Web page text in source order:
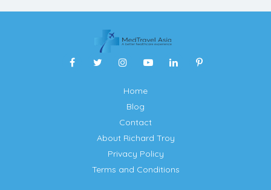
Home
Blog
Contact
About Richard Troy
Privacy Policy
Terms and Conditions